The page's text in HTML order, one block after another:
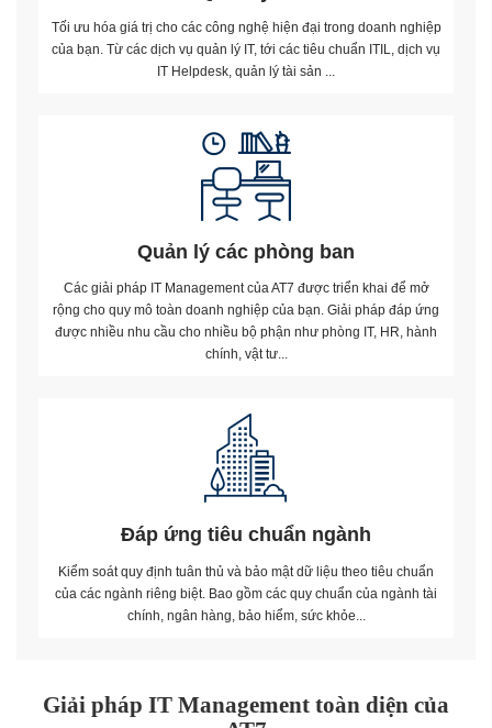
Tối ưu hóa giá trị cho các công nghệ hiện đại trong doanh nghiệp
của bạn. Từ các dịch vụ quản lý IT, tới các tiêu chuẩn ITIL, dịch vụ
IT Helpdesk, quản lý tài sản ...
Quản lý các phòng ban
Các giải pháp IT Management của AT7 được triển khai để mở
rộng cho quy mô toàn doanh nghiệp của bạn. Giải pháp đáp ứng
được nhiều nhu cầu cho nhiều bộ phận như phòng IT, HR, hành
chính, vật tư...
Đáp ứng tiêu chuẩn ngành
Kiểm soát quy định tuân thủ và bảo mật dữ liệu theo tiêu chuẩn
của các ngành riêng biệt. Bao gồm các quy chuẩn của ngành tài
chính, ngân hàng, bảo hiểm, sức khỏe...
Giải pháp IT Management toàn diện của